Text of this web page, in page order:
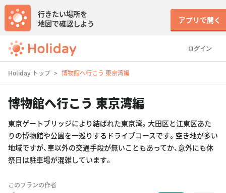
ログイン
行きたい場所を
地図で確認しよう
アプリで開く
Holiday トップ 博物館へ行こう 東京湾編
博物館へ行こう 東京湾編
東京ゲートブリッジにより結ばれた東京湾。大田区と江東区あた
りの博物館や公園を一巡りするドライブコースです。空き地が多い
地域ですが、車以外の交通手段が無いこともあってか、意外にも休
祭日は駐車場が混雑しています。
このプランの作者